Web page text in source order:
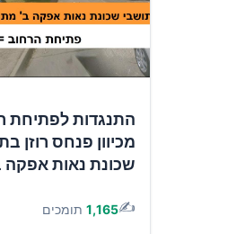
התנגדות לפתיחת
מכיוון פנחס רוזן
שכונת נאות אפקה
✍️
1,165 תומכים